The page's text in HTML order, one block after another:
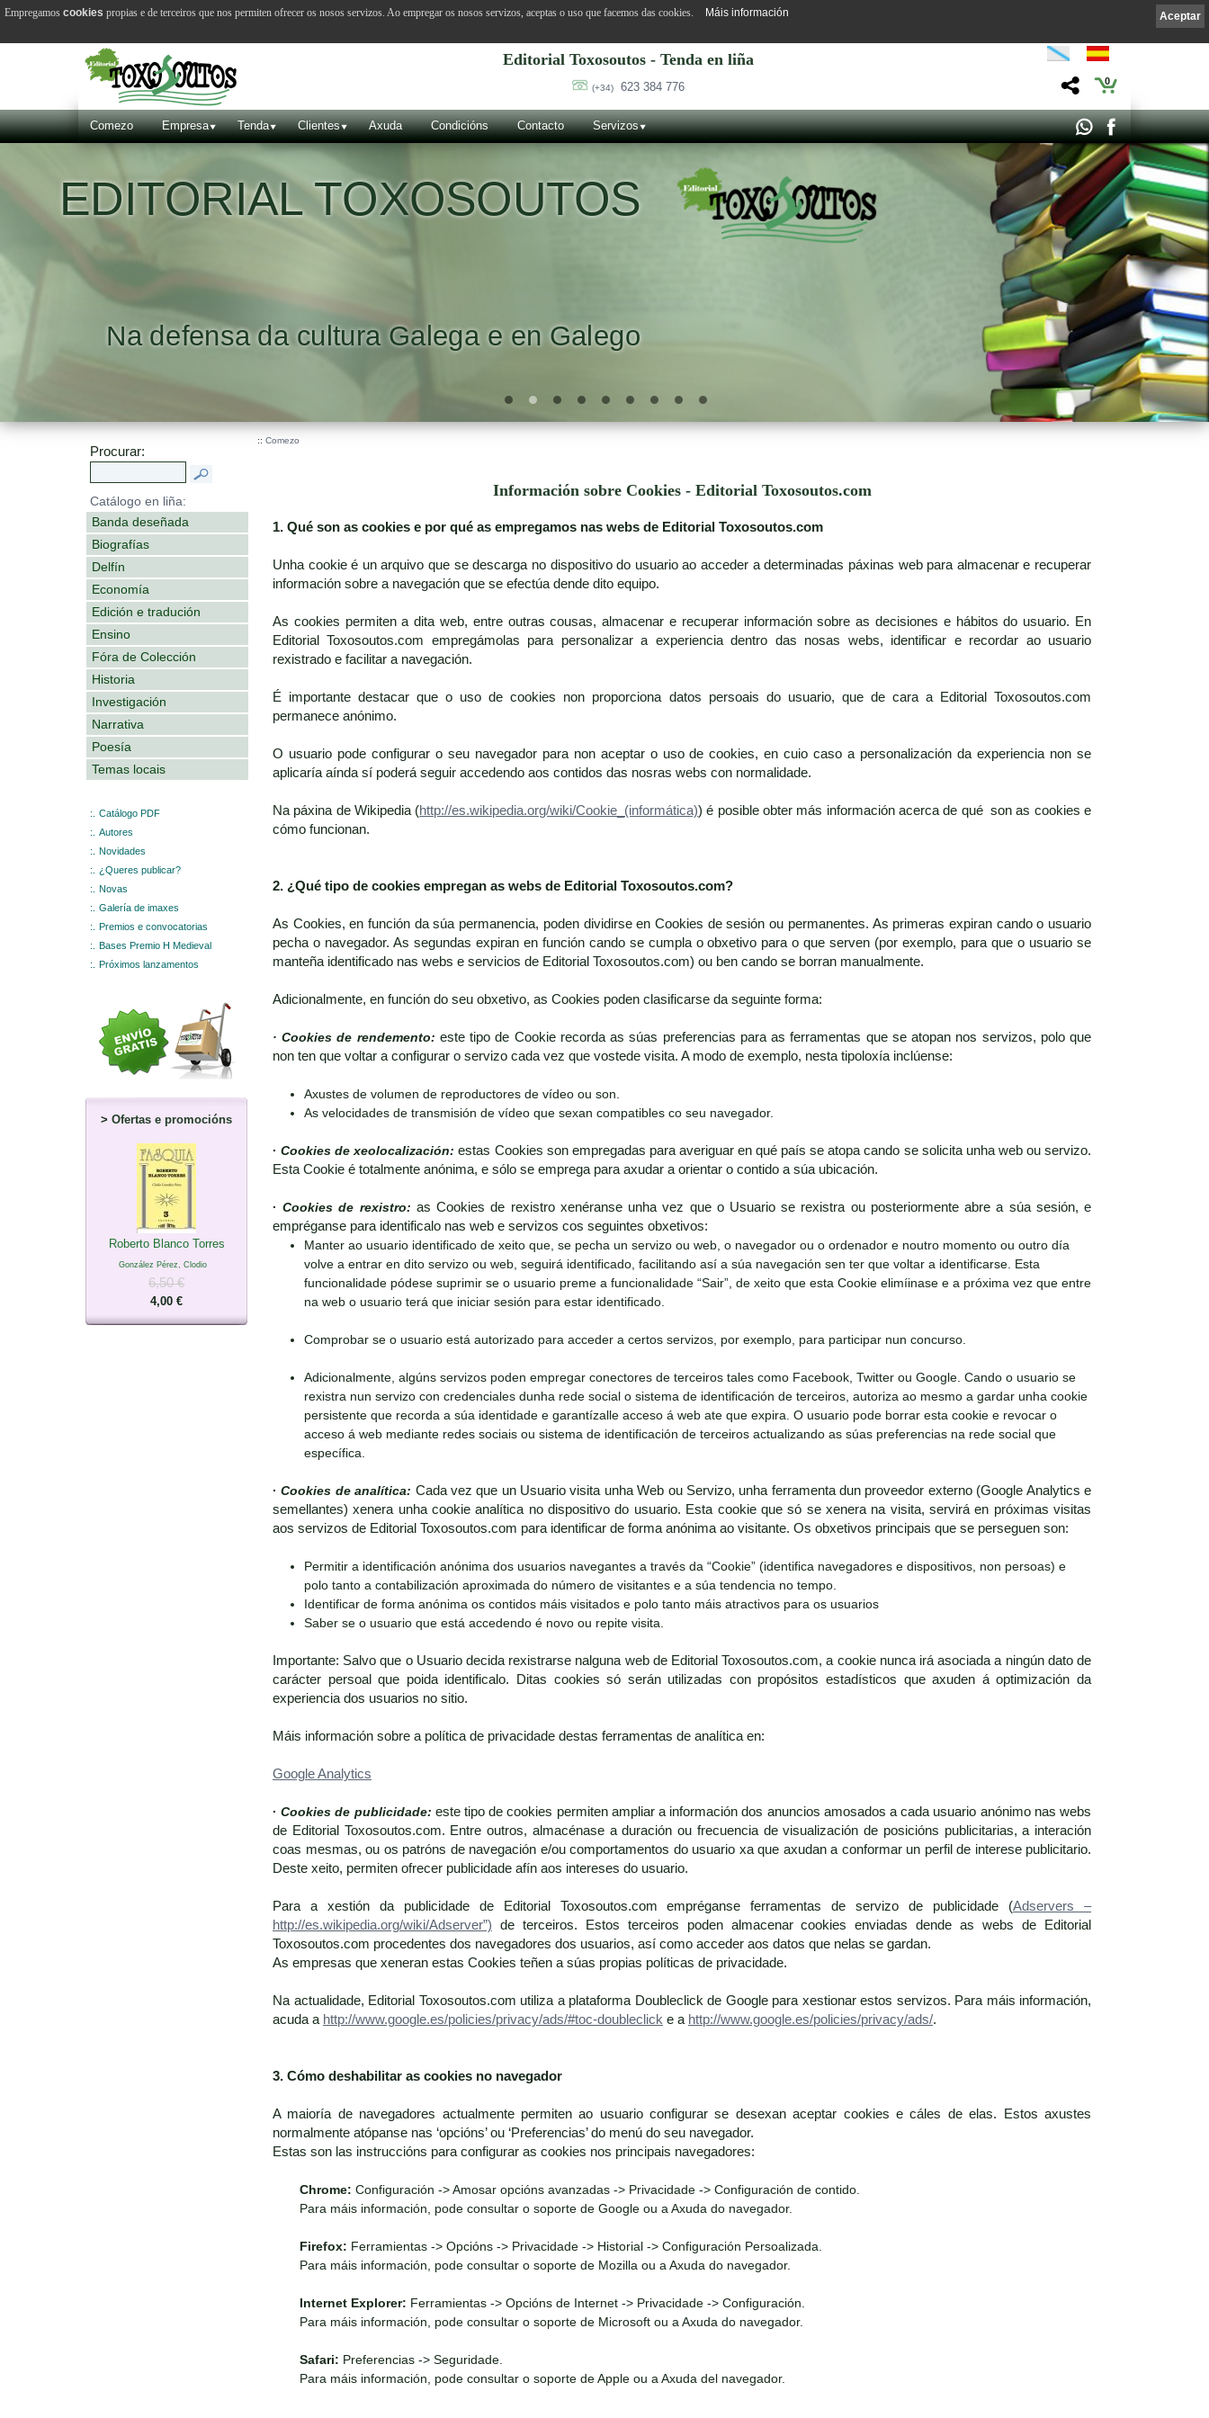
Editorial Toxosoutos - Tenda en liña
(+34) 623 384 776 0
Comezo Empresa Tenda Clientes Axuda Condicións Contacto Servizos
EDITORIAL TOXOSOUTOS
Na defensa da cultura Galega e en Galego
Procurar:
Catálogo en liña:
Banda deseñada
Biografías
Delfín
Economía
Edición e tradución
Ensino
Fóra de Colección
Historia
Investigación
Narrativa
Poesía
Temas locais
:.
Catálogo PDF
:.
Autores
:.
Novidades
:.
¿Queres publicar?
:.
Novas
:.
Galería de imaxes
:.
Premios e convocatorias
:.
Bases Premio H Medieval
:.
Próximos lanzamentos
> Ofertas e promocións
Roberto Blanco Torres
González Pérez, Clodio
6,50 €
4,00 €
:: Comezo
Información sobre Cookies - Editorial Toxosoutos.com
1. Qué son as cookies e por qué as empregamos nas webs de Editorial Toxosoutos.com
Unha cookie é un arquivo que se descarga no dispositivo do usuario ao acceder a determinadas páxinas web para almacenar e recuperar
información sobre a navegación que se efectúa dende dito equipo.
As cookies permiten a dita web, entre outras cousas, almacenar e recuperar información sobre as decisiones e hábitos do usuario. En
Editorial Toxosoutos.com empregámolas para personalizar a experiencia dentro das nosas webs, identificar e recordar ao usuario
rexistrado e facilitar a navegación.
É importante destacar que o uso de cookies non proporciona datos persoais do usuario, que de cara a Editorial Toxosoutos.com
permanece anónimo.
O usuario pode configurar o seu navegador para non aceptar o uso de cookies, en cuio caso a personalización da experiencia non se
aplicaría aínda sí poderá seguir accedendo aos contidos das nosras webs con normalidade.
Na páxina de Wikipedia (http://es.wikipedia.org/wiki/Cookie_(informática)) é posible obter más información acerca de qué son as cookies e
cómo funcionan.
2. ¿Qué tipo de cookies empregan as webs de Editorial Toxosoutos.com?
As Cookies, en función da súa permanencia, poden dividirse en Cookies de sesión ou permanentes. As primeras expiran cando o usuario
pecha o navegador. As segundas expiran en función cando se cumpla o obxetivo para o que serven (por exemplo, para que o usuario se
manteña identificado nas webs e servicios de Editorial Toxosoutos.com) ou ben cando se borran manualmente.
Adicionalmente, en función do seu obxetivo, as Cookies poden clasificarse da seguinte forma:
· Cookies de rendemento: este tipo de Cookie recorda as súas preferencias para as ferramentas que se atopan nos servizos, polo que
non ten que voltar a configurar o servizo cada vez que vostede visita. A modo de exemplo, nesta tipoloxía inclúense:
Axustes de volumen de reproductores de vídeo ou son.
As velocidades de transmisión de vídeo que sexan compatibles co seu navegador.
·Cookies de xeolocalización: estas Cookies son empregadas para averiguar en qué país se atopa cando se solicita unha web ou servizo.
Esta Cookie é totalmente anónima, e sólo se emprega para axudar a orientar o contido a súa ubicación.
·Cookies de rexistro: as Cookies de rexistro xenéranse unha vez que o Usuario se rexistra ou posteriormente abre a súa sesión, e
empréganse para identificalo nas web e servizos cos seguintes obxetivos:
Manter ao usuario identificado de xeito que, se pecha un servizo ou web, o navegador ou o ordenador e noutro momento ou outro día
volve a entrar en dito servizo ou web, seguirá identificado, facilitando así a súa navegación sen ter que voltar a identificarse. Esta
funcionalidade pódese suprimir se o usuario preme a funcionalidade “Sair”, de xeito que esta Cookie elimíinase e a próxima vez que entre
na web o usuario terá que iniciar sesión para estar identificado.
Comprobar se o usuario está autorizado para acceder a certos servizos, por exemplo, para participar nun concurso.
Adicionalmente, algúns servizos poden empregar conectores de terceiros tales como Facebook, Twitter ou Google. Cando o usuario se
rexistra nun servizo con credenciales dunha rede social o sistema de identificación de terceiros, autoriza ao mesmo a gardar unha cookie
persistente que recorda a súa identidade e garantízalle acceso á web ate que expira. O usuario pode borrar esta cookie e revocar o
acceso á web mediante redes sociais ou sistema de identificación de terceiros actualizando as súas preferencias na rede social que
específica.
·Cookies de analítica: Cada vez que un Usuario visita unha Web ou Servizo, unha ferramenta dun proveedor externo (Google Analytics e
semellantes) xenera unha cookie analítica no dispositivo do usuario. Esta cookie que só se xenera na visita, servirá en próximas visitas
aos servizos de Editorial Toxosoutos.com para identificar de forma anónima ao visitante. Os obxetivos principais que se perseguen son:
Permitir a identificación anónima dos usuarios navegantes a través da “Cookie” (identifica navegadores e dispositivos, non persoas) e
polo tanto a contabilización aproximada do número de visitantes e a súa tendencia no tempo.
Identificar de forma anónima os contidos máis visitados e polo tanto máis atractivos para os usuarios
Saber se o usuario que está accedendo é novo ou repite visita.
Importante: Salvo que o Usuario decida rexistrarse nalguna web de Editorial Toxosoutos.com, a cookie nunca irá asociada a ningún dato de
carácter persoal que poida identificalo. Ditas cookies só serán utilizadas con propósitos estadísticos que axuden á optimización da
experiencia dos usuarios no sitio.
Máis información sobre a política de privacidade destas ferramentas de analítica en:
Google Analytics
·Cookies de publicidade: este tipo de cookies permiten ampliar a información dos anuncios amosados a cada usuario anónimo nas webs
de Editorial Toxosoutos.com. Entre outros, almacénase a duración ou frecuencia de visualización de posicións publicitarias, a interación
coas mesmas, ou os patróns de navegación e/ou comportamentos do usuario xa que axudan a conformar un perfil de interese publicitario.
Deste xeito, permiten ofrecer publicidade afín aos intereses do usuario.
Para a xestión da publicidade de Editorial Toxosoutos.com empréganse ferramentas de servizo de publicidade (Adservers –
http://es.wikipedia.org/wiki/Adserver”) de terceiros. Estos terceiros poden almacenar cookies enviadas dende as webs de Editorial
Toxosoutos.com procedentes dos navegadores dos usuarios, así como acceder aos datos que nelas se gardan.
As empresas que xeneran estas Cookies teñen a súas propias políticas de privacidade.
Na actualidade, Editorial Toxosoutos.com utiliza a plataforma Doubleclick de Google para xestionar estos servizos. Para máis información,
acuda a http://www.google.es/policies/privacy/ads/#toc-doubleclick e a http://www.google.es/policies/privacy/ads/.
3. Cómo deshabilitar as cookies no navegador
A maioría de navegadores actualmente permiten ao usuario configurar se desexan aceptar cookies e cáles de elas. Estos axustes
normalmente atópanse nas ‘opcións’ ou ‘Preferencias’ do menú do seu navegador.
Estas son las instruccións para configurar as cookies nos principais navegadores:
Chrome: Configuración -> Amosar opcións avanzadas -> Privacidade -> Configuración de contido.
Para máis información, pode consultar o soporte de Google ou a Axuda do navegador.
Firefox: Ferramientas -> Opcións -> Privacidade -> Historial -> Configuración Persoalizada.
Para máis información, pode consultar o soporte de Mozilla ou a Axuda do navegador.
Internet Explorer: Ferramientas -> Opcións de Internet -> Privacidade -> Configuración.
Para máis información, pode consultar o soporte de Microsoft ou a Axuda do navegador.
Safari: Preferencias -> Seguridade.
Para máis información, pode consultar o soporte de Apple ou a Axuda del navegador.
Aceptar
Empregamos cookies propias e de terceiros que nos permiten ofrecer os nosos servizos. Ao empregar os nosos servizos, aceptas o uso que facemos das cookies. Máis información